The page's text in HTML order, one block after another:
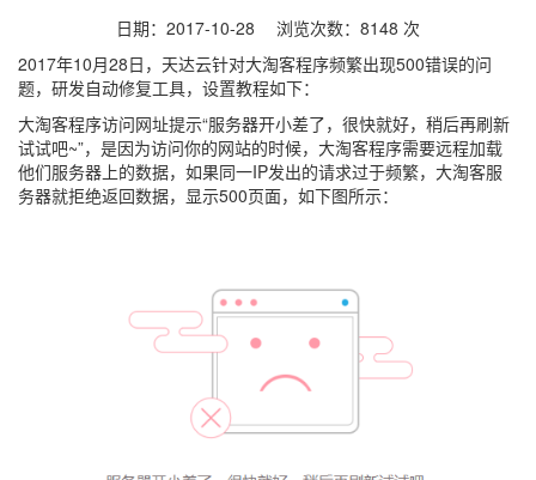
日期：2017-10-28 浏览次数：8148 次
2017年10月28日，天达云针对大淘客程序频繁出现500错误的问
题，研发自动修复工具，设置教程如下：
大淘客程序访问网址提示“服务器开小差了，很快就好，稍后再刷新
试试吧~”，是因为访问你的网站的时候，大淘客程序需要远程加载
他们服务器上的数据，如果同一IP发出的请求过于频繁，大淘客服
务器就拒绝返回数据，显示500页面，如下图所示：